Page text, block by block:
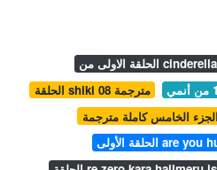
الحلقة shiki 08 مترجمة